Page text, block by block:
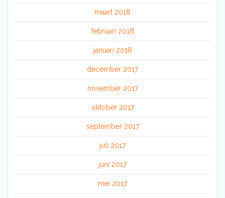
maart 2018
februari 2018
januari 2018
december 2017
november 2017
oktober 2017
september 2017
juli 2017
juni 2017
mei 2017